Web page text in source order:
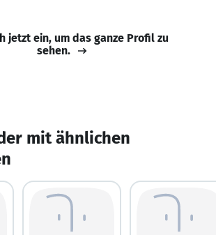
jetzt ein, um das ganze Profil zu
sehen.
mit ähnlichen